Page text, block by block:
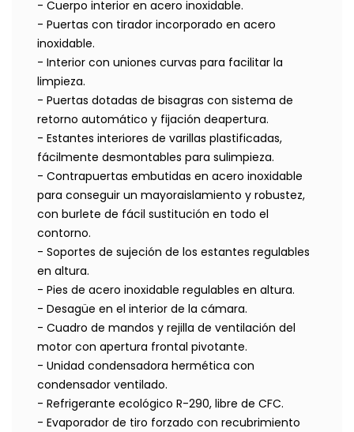
- Cuerpo interior en acero inoxidable.
- Puertas con tirador incorporado en acero
inoxidable.
- Interior con uniones curvas para facilitar la
limpieza.
- Puertas dotadas de bisagras con sistema de
retorno automático y fijación deapertura.
- Estantes interiores de varillas plastificadas,
fácilmente desmontables para sulimpieza.
- Contrapuertas embutidas en acero inoxidable
para conseguir un mayoraislamiento y robustez,
con burlete de fácil sustitución en todo el
contorno.
- Soportes de sujeción de los estantes regulables
en altura.
- Pies de acero inoxidable regulables en altura.
- Desagüe en el interior de la cámara.
- Cuadro de mandos y rejilla de ventilación del
motor con apertura frontal pivotante.
- Unidad condensadora hermética con
condensador ventilado.
- Refrigerante ecológico R-290, libre de CFC.
- Evaporador de tiro forzado con recubrimiento